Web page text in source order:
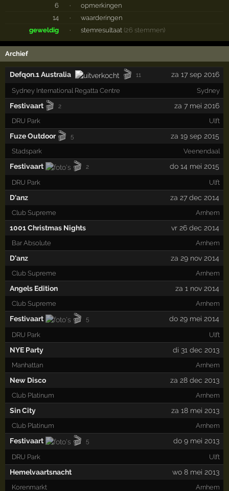
6
·
opmerkingen
14
·
waarderingen
geweldig
· stemresultaat (26 stemmen)
Archief
Defqon.1 Australia 🎬 11 za 17 sep 2016
Sydney International Regatta Centre Sydney
Festivaart 🎬 2 za 7 mei 2016
DRU Park Ulft
Fuze Outdoor 🎬 5 za 19 sep 2015
Stadspark Veenendaal
Festivaart 🎬 2 do 14 mei 2015
DRU Park Ulft
D'anz za 27 dec 2014
Club Supreme Arnhem
1001 Christmas Nights vr 26 dec 2014
Bar Absolute Arnhem
D'anz za 29 nov 2014
Club Supreme Arnhem
Angels Edition za 1 nov 2014
Club Supreme Arnhem
Festivaart 🎬 5 do 29 mei 2014
DRU Park Ulft
NYE Party di 31 dec 2013
Manhattan Arnhem
New Disco za 28 dec 2013
Club Platinum Arnhem
Sin City za 18 mei 2013
Club Platinum Arnhem
Festivaart 🎬 5 do 9 mei 2013
DRU Park Ulft
Hemelvaartsnacht wo 8 mei 2013
Korenmarkt Arnhem